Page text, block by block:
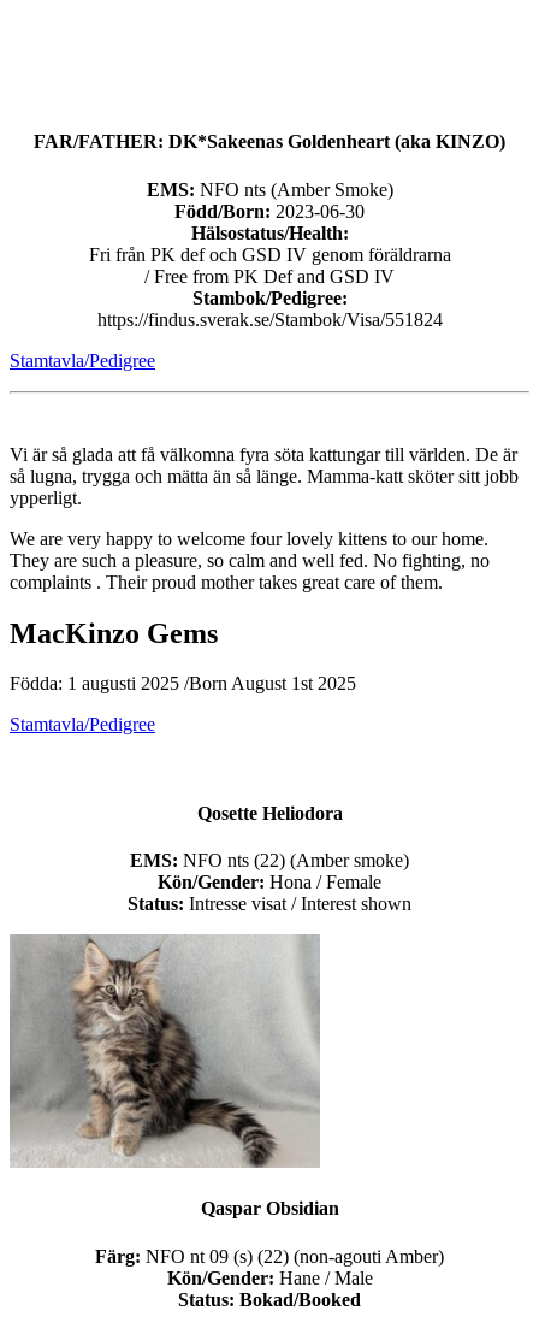
FAR/FATHER: DK*Sakeenas Goldenheart (aka KINZO)
EMS: NFO nts (Amber Smoke)
Född/Born: 2023-06-30
Hälsostatus/Health:
Fri från PK def och GSD IV genom föräldrarna
/ Free from PK Def and GSD IV
Stambok/Pedigree:
https://findus.sverak.se/Stambok/Visa/551824
Stamtavla/Pedigree
Vi är så glada att få välkomna fyra söta kattungar till världen. De är
så lugna, trygga och mätta än så länge. Mamma-katt sköter sitt jobb
ypperligt.
We are very happy to welcome four lovely kittens to our home.
They are such a pleasure, so calm and well fed. No fighting, no
complaints . Their proud mother takes great care of them.
MacKinzo Gems
Födda: 1 augusti 2025 /Born August 1st 2025
Stamtavla/Pedigree
Qosette Heliodora
EMS: NFO nts (22) (Amber smoke)
Kön/Gender: Hona / Female
Status: Intresse visat / Interest shown
Qaspar Obsidian
Färg: NFO nt 09 (s) (22) (non-agouti Amber)
Kön/Gender: Hane / Male
Status: Bokad/Booked